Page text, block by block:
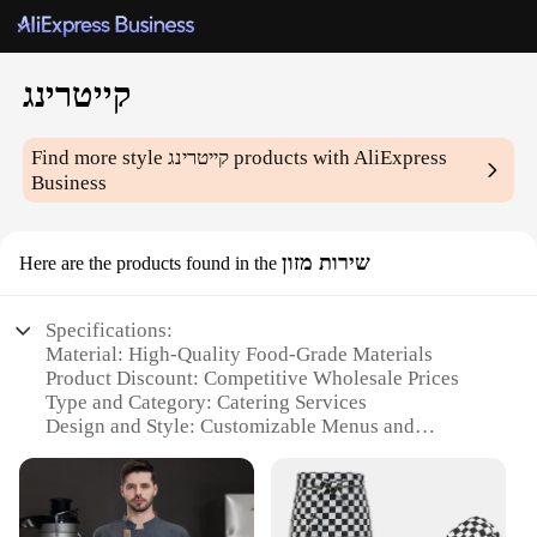
קייטרינג
Find more styleקייטרינג products with AliExpress
Business
Here are the products found in the שירות מזון
Specifications:
Material: High-Quality Food-Grade Materials
Product Discount: Competitive Wholesale Prices
Type and Category: Catering Services
Design and Style: Customizable Menus and
Usage and Purpose: Suitable for Various Events and
Occasions
Performance and Property: Freshly Prepared Meals